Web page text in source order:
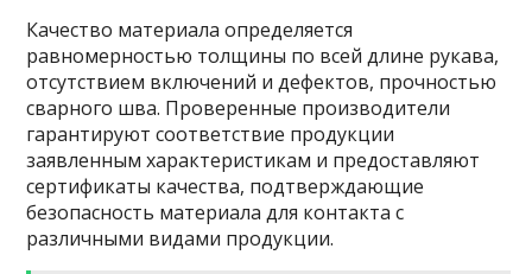
Качество материала определяется
равномерностью толщины по всей длине рукава,
отсутствием включений и дефектов, прочностью
сварного шва. Проверенные производители
гарантируют соответствие продукции
заявленным характеристикам и предоставляют
сертификаты качества, подтверждающие
безопасность материала для контакта с
различными видами продукции.